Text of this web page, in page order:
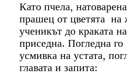
Като пчела,
прашец от цветята на
ученикът до краката
приседна. Погледна
усмивка на устата,
главата и запита: